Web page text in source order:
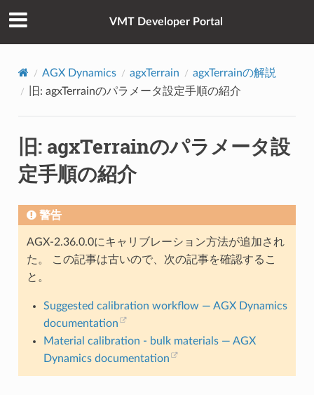
VMT Developer Portal
AGX Dynamics agxTerrain
agxTerrainの解説
旧: agxTerrainのパラメータ設定手順の紹介
旧: agxTerrainのパラメータ設
定手順の紹介
警告
AGX-2.36.0.0にキャリブレーション方法が追加され
た。 この記事は古いので、次の記事を確認するこ
と。
Suggested calibration workflow — AGX Dynamics
documentation
Material calibration - bulk materials — AGX
Dynamics documentation